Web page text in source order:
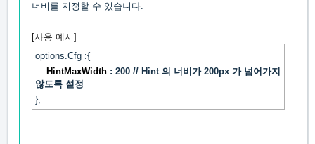
너비를 지정할 수 있습니다.
[사용 예시]
options.Cfg :{
HintMaxWidth : 200 // Hint 의 너비가 200px 가 넘어가지
않도록 설정
};